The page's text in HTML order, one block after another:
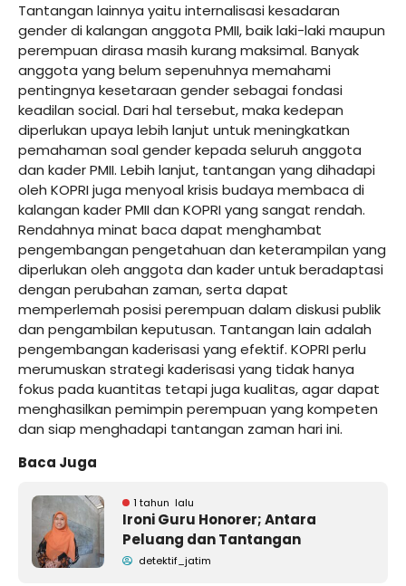
Tantangan lainnya yaitu internalisasi kesadaran
gender di kalangan anggota PMII, baik laki-laki maupun
perempuan dirasa masih kurang maksimal. Banyak
anggota yang belum sepenuhnya memahami
pentingnya kesetaraan gender sebagai fondasi
keadilan social. Dari hal tersebut, maka kedepan
diperlukan upaya lebih lanjut untuk meningkatkan
pemahaman soal gender kepada seluruh anggota
dan kader PMII. Lebih lanjut, tantangan yang dihadapi
oleh KOPRI juga menyoal krisis budaya membaca di
kalangan kader PMII dan KOPRI yang sangat rendah.
Rendahnya minat baca dapat menghambat
pengembangan pengetahuan dan keterampilan yang
diperlukan oleh anggota dan kader untuk beradaptasi
dengan perubahan zaman, serta dapat
memperlemah posisi perempuan dalam diskusi publik
dan pengambilan keputusan. Tantangan lain adalah
pengembangan kaderisasi yang efektif. KOPRI perlu
merumuskan strategi kaderisasi yang tidak hanya
fokus pada kuantitas tetapi juga kualitas, agar dapat
menghasilkan pemimpin perempuan yang kompeten
dan siap menghadapi tantangan zaman hari ini.
Baca Juga
1 tahun lalu
Ironi Guru Honorer; Antara
Peluang dan Tantangan
detektif_jatim